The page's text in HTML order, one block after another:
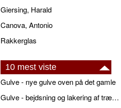
Giersing, Harald
Canova, Antonio
Rakkerglas
10 mest viste
Gulve - nye gulve oven på det gamle
Gulve - bejdsning og lakering af trægulve